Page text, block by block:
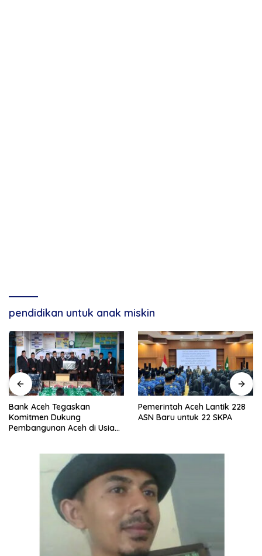
pendidikan untuk anak miskin
Bank Aceh Tegaskan
Komitmen Dukung
Pembangunan Aceh di Usia
Pemerintah Aceh Lantik 228
ASN Baru untuk 22 SKPA